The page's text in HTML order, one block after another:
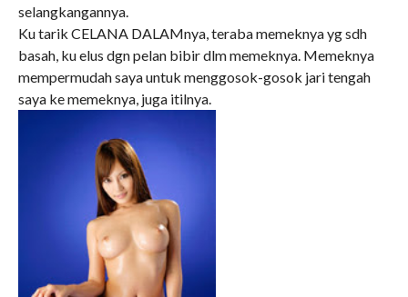
selangkangannya.
Ku tarik CELANA DALAMnya, teraba memeknya yg sdh
basah, ku elus dgn pelan bibir dlm memeknya. Memeknya
mempermudah saya untuk menggosok-gosok jari tengah
saya ke memeknya, juga itilnya.